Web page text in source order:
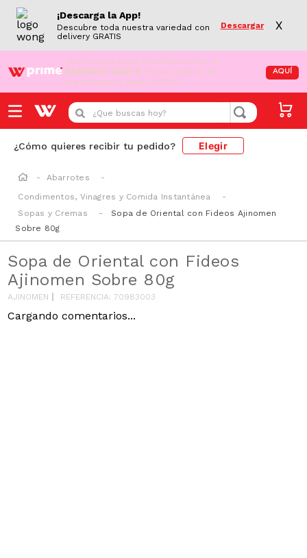
¡Descarga la App!
Descubre toda nuestra variedad con
delivery GRATIS
Descargar X
¡Aún no eres Wong Prime! Aprovecha el
DESPACHO GRATIS en tus compras de
supermercado desde S/79.90
AQUÍ
¿Que buscas hoy?
¿Cómo quieres recibir tu pedido? Elegir
Abarrotes
Condimentos, Vinagres y Comida Instantánea
Sopas y Cremas
Sopa de Oriental con Fideos Ajinomen
Sobre 80g
Sopa de Oriental con Fideos
Ajinomen Sobre 80g
AJINOMEN REFERENCIA:70983003
Cargando comentarios...